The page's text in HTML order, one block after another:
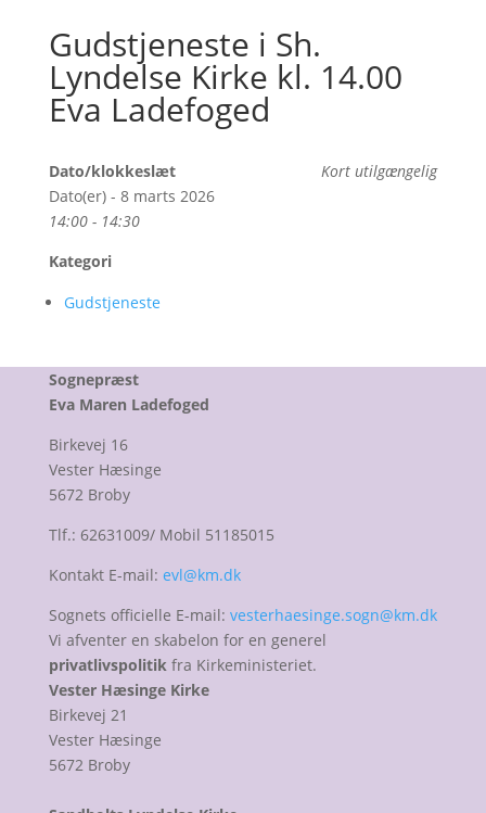
Gudstjeneste i Sh.
Lyndelse Kirke kl. 14.00
Eva Ladefoged
Kort utilgængelig
Dato/klokkeslæt
Dato(er) - 8 marts 2026
14:00 - 14:30
Kategori
Gudstjeneste
Sognepræst
Eva Maren Ladefoged
Birkevej 16
Vester Hæsinge
5672 Broby
Tlf.: 62631009/ Mobil 51185015
Kontakt E-mail: evl@km.dk
Sognets officielle E-mail: vesterhaesinge.sogn@km.dk
Vi afventer en skabelon for en generel
privatlivspolitikfra Kirkeministeriet.
Vester Hæsinge Kirke
Birkevej 21
Vester Hæsinge
5672 Broby